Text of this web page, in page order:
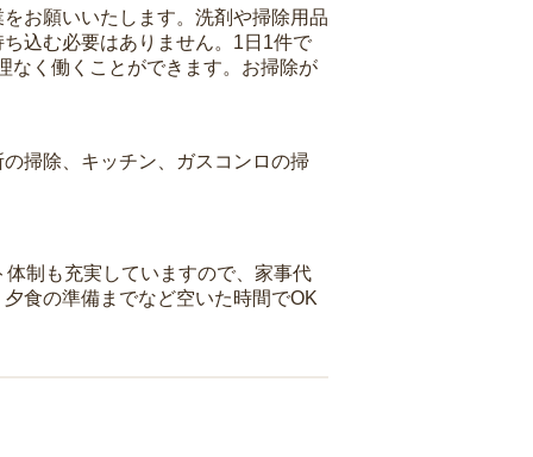
お願いいたします。洗剤や掃除用品
込む必要はありません。1日1件で
なく働くことができます。お掃除が
掃除、キッチン、ガスコンロの掃
制も充実していますので、家事代
食の準備までなど空いた時間でOK